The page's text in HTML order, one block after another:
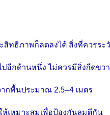
ทธิภาพก็ลดลงได้ สิ่งที่ควรระ
อีกด้านหนึ่ง ไม่ควรมีสิ่งกีดขว
กพื้นประมาณ 2.5–4 เมตร
ห้เหมาะสมเพื่อป้องกันลมตีกัน